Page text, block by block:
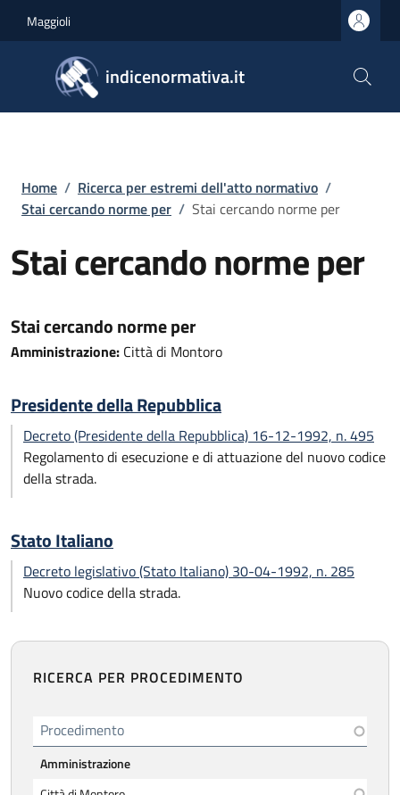
Maggioli
indicenormativa.it
Briciole di pane
Home / Ricerca per estremi dell'atto normativo /
Stai cercando norme per / Stai cercando norme per
Stai cercando norme per
Stai cercando norme per
Amministrazione: Città di Montoro
Presidente della Repubblica
Decreto (Presidente della Repubblica) 16-12-1992, n. 495
Regolamento di esecuzione e di attuazione del nuovo codice
della strada.
Stato Italiano
Decreto legislativo (Stato Italiano) 30-04-1992, n. 285
Nuovo codice della strada.
RICERCA PER PROCEDIMENTO
Procedimento
Amministrazione